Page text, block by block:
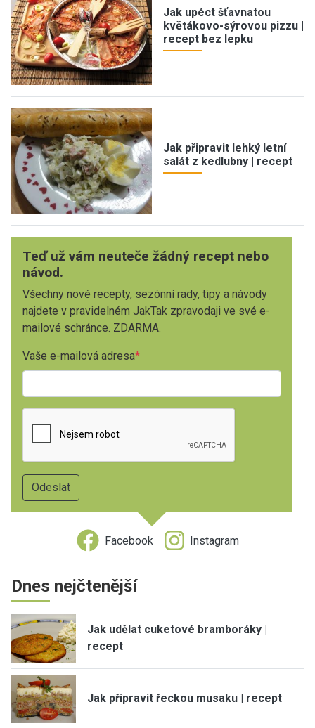
Jak upéct šťavnatou
květákovo-sýrovou pizzu |
recept bez lepku
Jak připravit lehký letní
salát z kedlubny | recept
Teď už vám neuteče žádný recept nebo
návod.
Všechny nové recepty, sezónní rady, tipy a návody
najdete v pravidelném JakTak zpravodaji ve své e-
mailové schránce. ZDARMA.
Vaše e-mailová adresa
Facebook Instagram
Dnes nejčtenější
Jak udělat cuketové bramboráky |
recept
Jak připravit řeckou musaku | recept